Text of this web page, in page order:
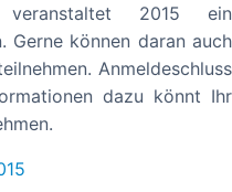
veranstaltet 2015 ein
Gerne können daran auch
Anmeldeschluss
dazu könnt Ihr